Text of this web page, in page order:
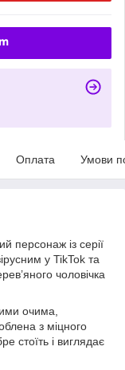
Оплата Умови
персонаж із серії
у TikTok та
чоловічка
очима,
з міцного
стоїть і виглядає